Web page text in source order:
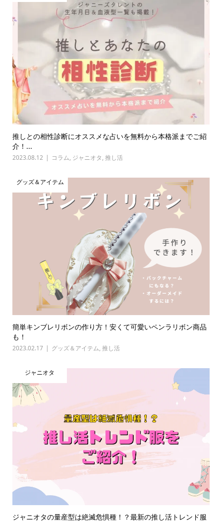
推しとの相性診断にオススメな占いを無料から本格派までご紹
介！...
2023.08.12 コラム, ジャニオタ, 推し活
グッズ＆アイテム
簡単キンブレリボンの作り方！安くて可愛いペンラリボン商品
も！
2023.02.17 グッズ＆アイテム, 推し活
ジャニオタ
ジャニオタの量産型は絶滅危惧種！？最新の推し活トレンド服